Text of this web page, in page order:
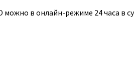
в онлайн-режиме 24 часа в